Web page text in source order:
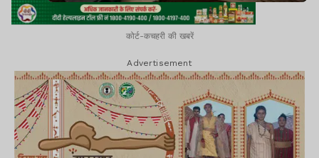
कोर्ट-कचहरी की खबरें
Advertisement